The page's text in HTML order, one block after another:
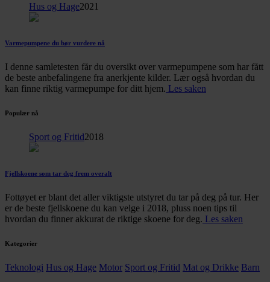
Hus og Hage2021
Varmepumpene du bør vurdere nå
I denne samletesten får du oversikt over varmepumpene som har fått
de beste anbefalingene fra anerkjente kilder. Lær også hvordan du
kan finne riktig varmepumpe for ditt hjem. Les saken
Populær nå
Sport og Fritid2018
Fjellskoene som tar deg frem overalt
Fottøyet er blant det aller viktigste utstyret du tar på deg på tur. Her
er de beste fjellskoene du kan velge i 2018, pluss noen tips til
hvordan du finner akkurat de riktige skoene for deg. Les saken
Kategorier
Teknologi Hus og Hage Motor Sport og Fritid Mat og Drikke Barn